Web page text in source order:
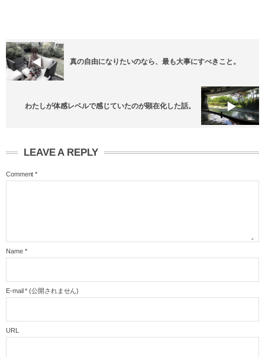
真の自由になりたいのなら、最も大事にすべきこと。
わたしが体感レベルで感じていたのが顕在化した話。
LEAVE A REPLY
Comment *
Name *
E-mail * (公開されません)
URL